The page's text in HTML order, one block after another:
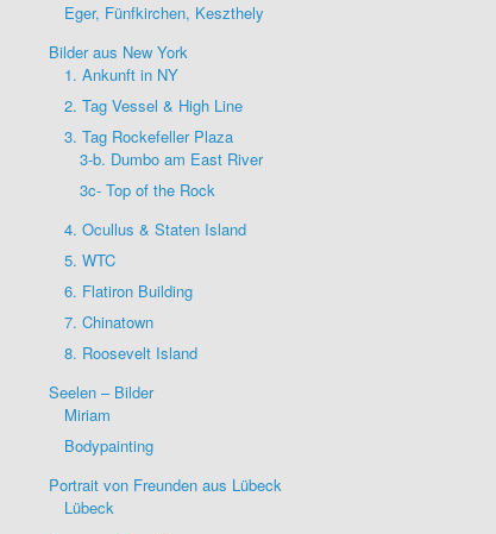
Eger, Fünfkirchen, Keszthely
Bilder aus New York
1. Ankunft in NY
2. Tag Vessel & High Line
3. Tag Rockefeller Plaza
3-b. Dumbo am East River
3c- Top of the Rock
4. Ocullus & Staten Island
5. WTC
6. Flatiron Building
7. Chinatown
8. Roosevelt Island
Seelen – Bilder
Miriam
Bodypainting
Portrait von Freunden aus Lübeck
Lübeck